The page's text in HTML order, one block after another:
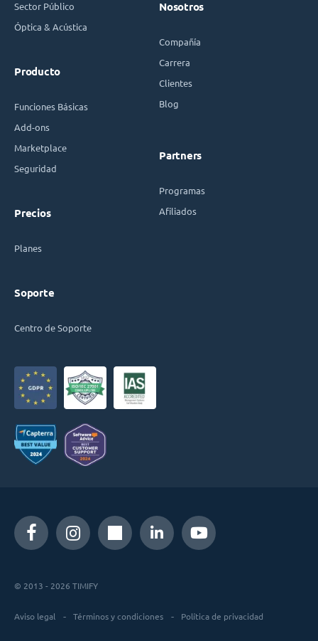
Sector Público
Óptica & Acústica
Producto
Funciones Básicas
Add-ons
Marketplace
Seguridad
Precios
Planes
Soporte
Centro de Soporte
Nosotros
Compañía
Carrera
Clientes
Blog
Partners
Programas
Afiliados
© 2013 - 2026 TIMIFY
Aviso legal Términos y condiciones Política de privacidad